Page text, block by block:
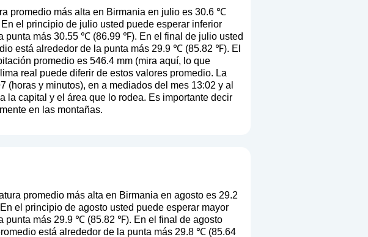
promedio más alta en Birmania en julio es 30.6 ℃
el principio de julio usted puede esperar inferior
punta más 30.55 ℃ (86.99 ℉). En el final de julio usted
está alrededor de la punta más 29.9 ℃ (85.82 ℉). El
promedio es 546.4 mm (mira aquí, lo que
real puede diferir de estos valores promedio. La
y minutos), en a mediados del mes 13:02 y al
la capital y el área que lo rodea. Es importante decir
en las montañas.
promedio más alta en Birmania en agosto es 29.2
el principio de agosto usted puede esperar mayor
punta más 29.9 ℃ (85.82 ℉). En el final de agosto
está alrededor de la punta más 29.8 ℃ (85.64